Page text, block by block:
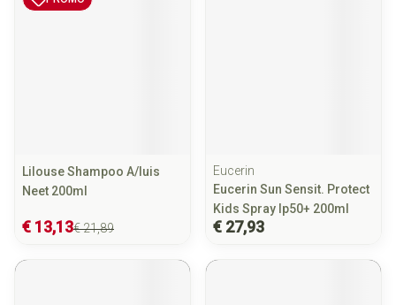
Lilouse Shampoo A/luis
Neet 200ml
€ 21,89
€ 13,13
Eucerin
Eucerin Sun Sensit. Protect
Kids Spray Ip50+ 200ml
€ 27,93